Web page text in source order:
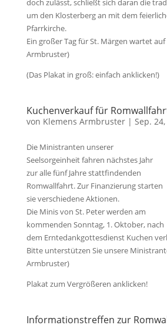
doch zulässt, schließt sich daran die
um den Klosterberg an mit dem
Pfarrkirche.
Ein großer Tag für St. Märgen wartet
Armbruster)
(Das Plakat in groß: einfach anklicken!)
Kuchenverkauf für
von Klemens Armbruster| Sep.
Die Ministranten unserer
Seelsorgeinheit fahren nächstes Jahr
zur alle fünf Jahre stattfindenden
Romwallfahrt. Zur Finanzierung starten
sie verschiedene Aktionen.
Die Minis von St. Peter werden am
kommenden Sonntag, 1. Oktober, nach
dem Erntedankgottesdienst Kuchen
Bitte unterstützen Sie unsere
Armbruster)
Plakat zum Vergrößeren anklicken!
Informationstreffen zur